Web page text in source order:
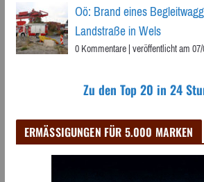
Oö: Brand eines
Landstraße in Wels
0 Kommentare|veröffentlicht am
Zu den Top 20 in 24
ERMÄSSIGUNGEN FÜR 5.000 MARKEN